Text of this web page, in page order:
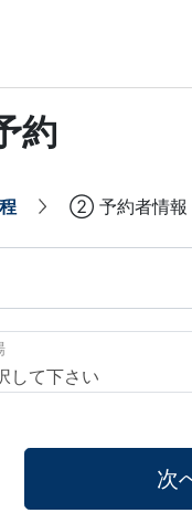
約
② 予約者情報
次